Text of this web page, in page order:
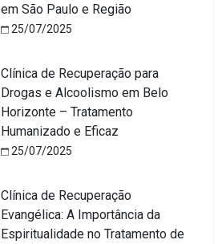
em São Paulo e Região
25/07/2025
Clínica de Recuperação para
Drogas e Alcoolismo em Belo
Horizonte – Tratamento
Humanizado e Eficaz
25/07/2025
Clínica de Recuperação
Evangélica: A Importância da
Espiritualidade no Tratamento de